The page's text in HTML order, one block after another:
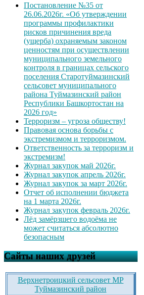
Постановление №35 от
26.06.2026г. «Об утверждении
программы профилактики
рисков причинения вреда
(ущерба) охраняемым законом
ценностям при осуществлении
муниципального земельного
контроля в границах сельского
поселения Старотуймазинский
сельсовет муниципального
района Туймазинский район
Республики Башкортостан на
2026 год»
Терроризм – угроза обществу!
Правовая основа борьбы с
экстремизмом и терроризмом.
Ответственность за терроризм и
экстремизм!
Журнал закупок май 2026г.
Журнал закупок апрель 2026г.
Журнал закупок за март 2026г.
Отчет об исполнении бюджета
на 1 марта 2026г.
Журнал закупок февраль 2026г.
Лёд замёрзшего водоёма не
может считаться абсолютно
безопасным
Сайты наших друзей
Верхнетроицкий сельсовет МР
Туймазинский район